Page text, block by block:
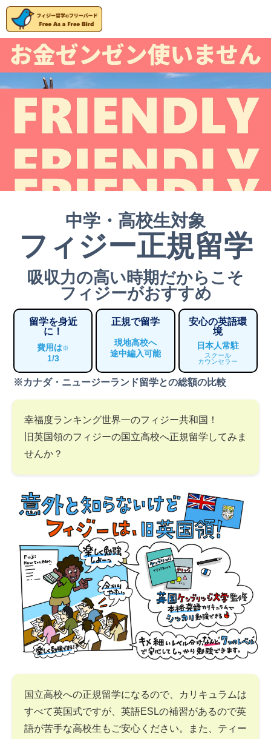
中学・高校生対象
フィジー正規留学
吸収力の高い時期だからこそ
フィジーがおすすめ
留学を身近
に！
費用は※
1/3
正規で留学
現地高校へ
途中編入可能
安心の英語環
境
日本人常駐
スクール
カウンセラー
※カナダ・ニュージーランド留学との総額の比較
幸福度ランキング世界一のフィジー共和国！
旧英国領のフィジーの国立高校へ正規留学してみま
せんか？
国立高校への正規留学になるので、カリキュラムは
すべて英国式ですが、英語ESLの補習があるので英
語が苦手な高校生もご安心ください。また、ティー